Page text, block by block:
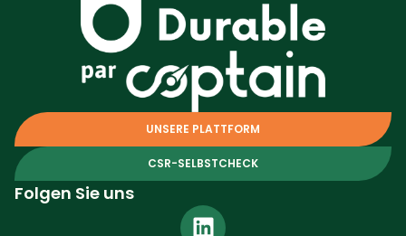
UNSERE PLATTFORM
CSR-SELBSTCHECK
Folgen Sie uns